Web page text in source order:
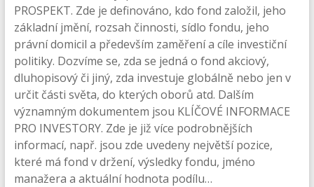
PROSPEKT. Zde je definováno, kdo fond založil, jeho
základní jmění, rozsah činnosti, sídlo fondu, jeho
právní domicil a především zaměření a cíle investiční
politiky. Dozvíme se, zda se jedná o fond akciový,
dluhopisový či jiný, zda investuje globálně nebo jen v
určit části světa, do kterých oborů atd. Dalším
významným dokumentem jsou KLÍČOVÉ INFORMACE
PRO INVESTORY. Zde je již více podrobnějších
informací, např. jsou zde uvedeny největší pozice,
které má fond v držení, výsledky fondu, jméno
manažera a aktuální hodnota podílu…